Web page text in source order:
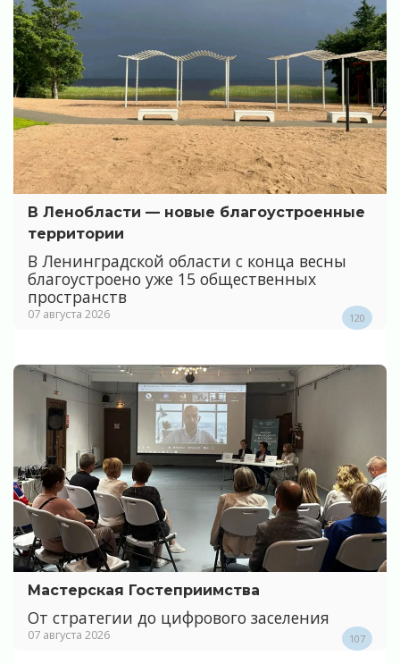
В Ленобласти — новые благоустроенные
территории
В Ленинградской области с конца весны
благоустроено уже 15 общественных
пространств
07 августа 2026 120
Мастерская Гостеприимства
От стратегии до цифрового заселения
07 августа 2026 107